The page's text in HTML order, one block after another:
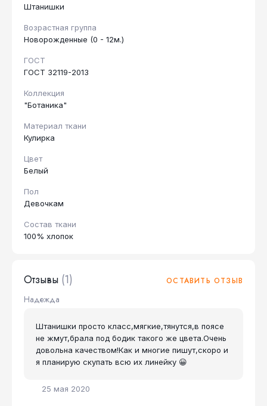
Штанишки
Возрастная группа
Новорожденные (0 - 12м.)
ГОСТ
ГОСТ 32119-2013
Коллекция
"Ботаника"
Материал ткани
Кулирка
Цвет
Белый
Пол
Девочкам
Состав ткани
100% хлопок
Отзывы (1) ОСТАВИТЬ ОТЗЫВ
Надежда
25 мая 2020
Штанишки просто класс,мягкие,тянутся,в поясе
не жмут,брала под бодик такого же цвета.Очень
довольна качеством!Как и многие пишут,скоро и
я планирую скупать всю их линейку 😀